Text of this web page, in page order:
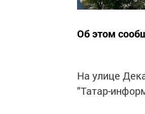
Об этом
На улице
"Татар-